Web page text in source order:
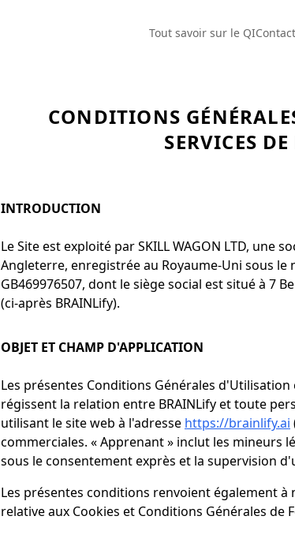
Tout savoir sur le QI
CONDITIONS
SERVICES
INTRODUCTION
Le Site est exploité par SKILL WAGON LTD, une
Angleterre, enregistrée au Royaume-Uni sous le
GB469976507, dont le siège social est situé à 7
(ci-après BRAINLify).
OBJET ET CHAMP D'APPLICATION
Les présentes Conditions Générales d'Utilisation
régissent la relation entre BRAINLify et toute
utilisant le site web à l'adresse https://brainlify.ai
commerciales. « Apprenant » inclut les mineurs
sous le consentement exprès et la supervision
Les présentes conditions renvoient également
relative aux Cookies et Conditions Générales de